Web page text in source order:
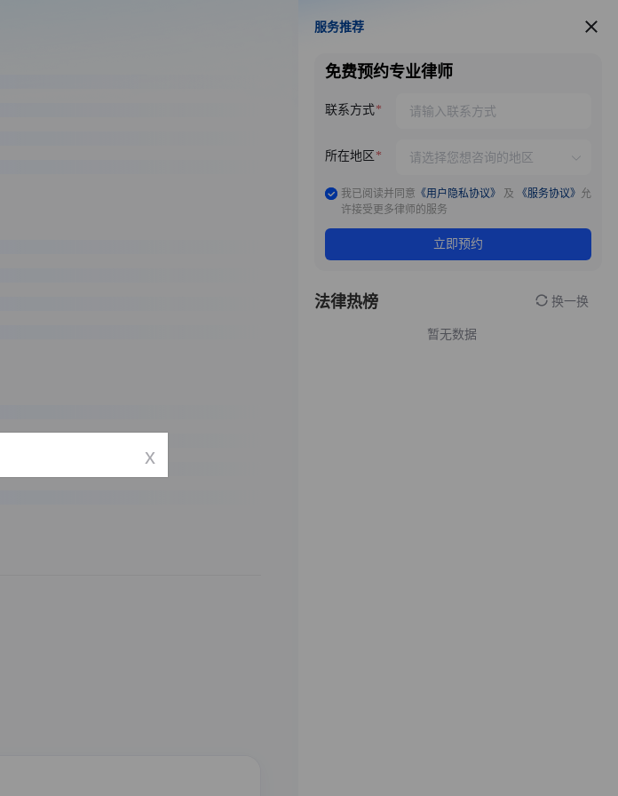
服务推荐
服务推荐
免费预约专业律师
联系方式
所在地区
我已阅读并同意 《用户隐私协议》 及 《服务协议》 允
许接受更多律师的服务
立即预约
法律热榜 换一换
暂无数据
x